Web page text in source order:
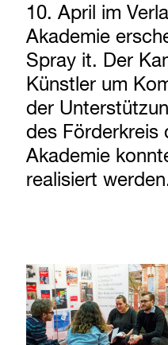
10. April im
Akademie
Spray it. Der
Künstler um
der
des Förderkreis
Akademie
realisiert